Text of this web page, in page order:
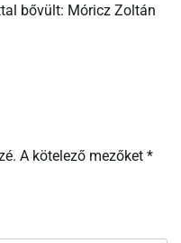
bővült: Móricz Zoltán
A kötelező mezőket *